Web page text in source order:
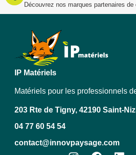
Découvrez nos marques partenaires de
IP Matériels
Matériels pour les professionnels
203 Rte de Tigny, 42190 Saint-
04 77 60 54 54
contact@innovpaysage.com